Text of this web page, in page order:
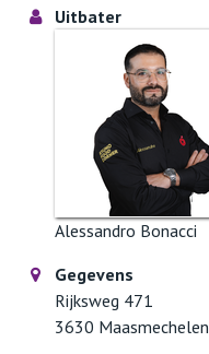
Uitbater
Alessandro Bonacci
Gegevens
Rijksweg 471
3630 Maasmechelen